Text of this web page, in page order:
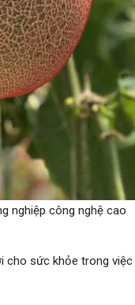
nghiệp công nghệ cao
sức khỏe trong